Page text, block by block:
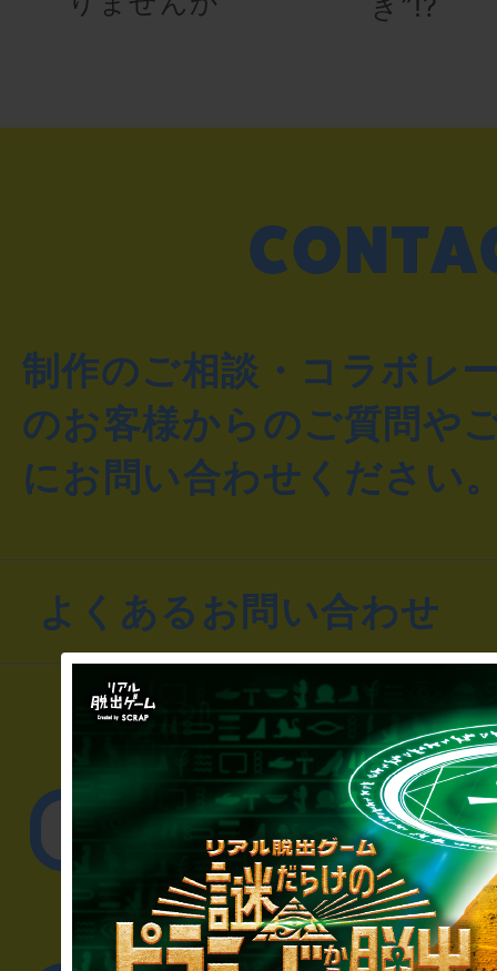
制作のご相談・コラボレ
のお客様からのご質問や
にお問い合わせください
よくあるお問い合わせ
▼一般のお客様
公演内容、チケット
▼企業／法人の方